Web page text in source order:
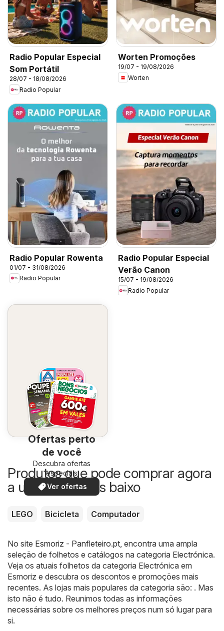
Radio Popular Especial
Som Portátil
28/07 - 18/08/2026
Radio Popular
Worten Promoções
19/07 - 19/08/2026
Worten
Radio Popular Rowenta
01/07 - 31/08/2026
Radio Popular
Radio Popular Especial
Verão Canon
15/07 - 19/08/2026
Radio Popular
Ofertas perto
de você
Descubra ofertas
especiais
Ver ofertas
Produtos que pode comprar agora
a um preço mais baixo
LEGO Bicicleta Computador
No site Esmoriz - Panfleteiro.pt, encontra uma ampla
seleção de folhetos e catálogos na categoria Electrónica.
Veja os atuais folhetos da categoria Electrónica em
Esmoriz e descubra os descontos e promoções mais
recentes. As lojas mais populares da categoria são: . Mas
isto não é tudo. Reunimos todas as informações
necessárias sobre os melhores preços num só lugar para
si.